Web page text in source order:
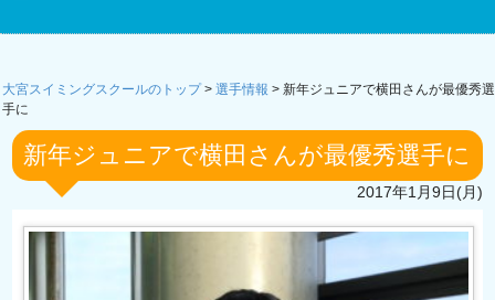
大宮スイミングスクールのトップ> 選手情報 > 新年ジュニアで横田さんが最優秀選
手に
新年ジュニアで横田さんが最優秀選手に
2017年1月9日(月)